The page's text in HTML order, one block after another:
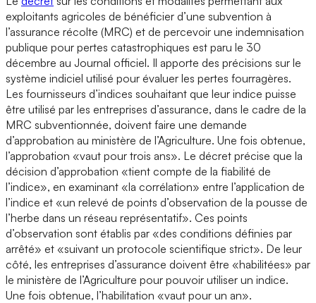
exploitants agricoles de bénéficier d’une subvention à
l’assurance récolte (MRC) et de percevoir une indemnisation
publique pour pertes catastrophiques est paru le 30
décembre au Journal officiel. Il apporte des précisions sur le
système indiciel utilisé pour évaluer les pertes fourragères.
Les fournisseurs d’indices souhaitant que leur indice puisse
être utilisé par les entreprises d’assurance, dans le cadre de la
MRC subventionnée, doivent faire une demande
d’approbation au ministère de l’Agriculture. Une fois obtenue,
l’approbation «vaut pour trois ans». Le décret précise que la
décision d’approbation «tient compte de la fiabilité de
l’indice», en examinant «la corrélation» entre l’application de
l’indice et «un relevé de points d’observation de la pousse de
l’herbe dans un réseau représentatif». Ces points
d’observation sont établis par «des conditions définies par
arrêté» et «suivant un protocole scientifique strict». De leur
côté, les entreprises d’assurance doivent être «habilitées» par
le ministère de l’Agriculture pour pouvoir utiliser un indice.
Une fois obtenue, l’habilitation «vaut pour un an».